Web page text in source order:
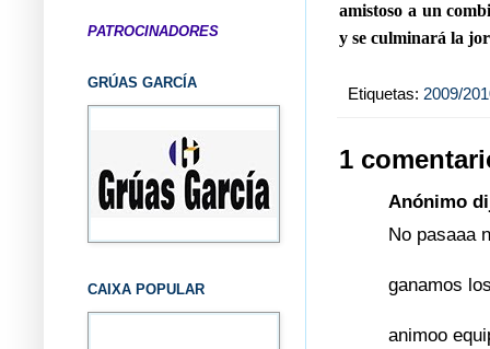
amistoso a un
y se culminará la
Etiquetas: 2009/
1
Anónimo
No pasaaa
ganamos
animoo
PATROCINADORES
GRÚAS GARCÍA
CAIXA POPULAR